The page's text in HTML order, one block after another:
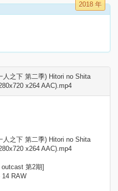
2018 年
人之下 第二季) Hitori no Shita
x264 AAC).mp4
人之下 第二季) Hitori no Shita
x264 AAC).mp4
第2期]
14 RAW